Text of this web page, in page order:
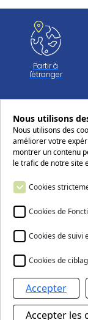
Partir à
l'étranger
Nous
Le Centre
Nous utilisons
Nous utilisons des
améliorer votre
montrer un contenu
le trafic de notre site
Cookies
Cookies de
Cookies de suivi
Cookies de
Accepter